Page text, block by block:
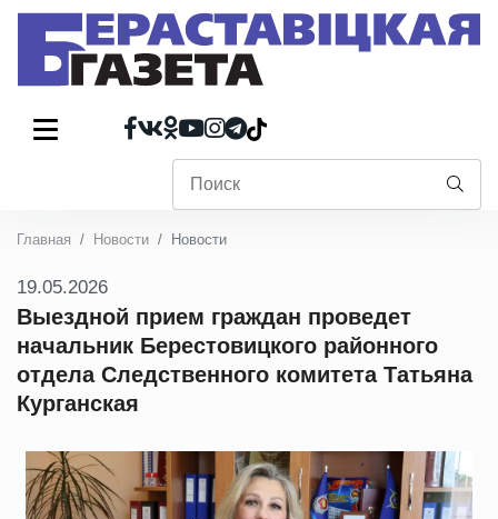
Главная Новости Новости
19.05.2026
Выездной прием граждан проведет
начальник Берестовицкого районного
отдела Следственного комитета Татьяна
Курганская